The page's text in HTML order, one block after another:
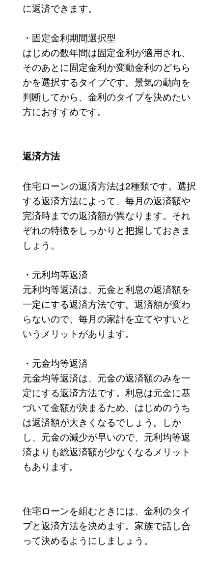
に返済できます。
・固定金利期間選択型
はじめの数年間は固定金利が適用され、
そのあとに固定金利か変動金利のどちら
かを選択するタイプです。景気の動向を
判断してから、金利のタイプを決めたい
方におすすめです。
返済方法
住宅ローンの返済方法は2種類です。選択
する返済方法によって、毎月の返済額や
完済時までの返済額が異なります。それ
ぞれの特徴をしっかりと把握しておきま
しょう。
・元利均等返済
元利均等返済は、元金と利息の返済額を
一定にする返済方法です。返済額が変わ
らないので、毎月の家計を立てやすいと
いうメリットがあります。
・元金均等返済
元金均等返済は、元金の返済額のみを一
定にする返済方法です。利息は元金に基
づいて金額が決まるため、はじめのうち
は返済額が大きくなるでしょう。しか
し、元金の減少が早いので、元利均等返
済よりも総返済額が少なくなるメリット
もあります。
住宅ローンを組むときには、金利のタイ
プと返済方法を決めます。家族で話し合
って決めるようにしましょう。